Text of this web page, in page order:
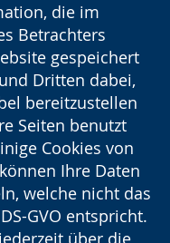
die im
Betrachters
gespeichert
Dritten dabei,
bereitzustellen
Seiten benutzt
Cookies von
Ihre Daten
welche nicht das
GVO entspricht.
über die